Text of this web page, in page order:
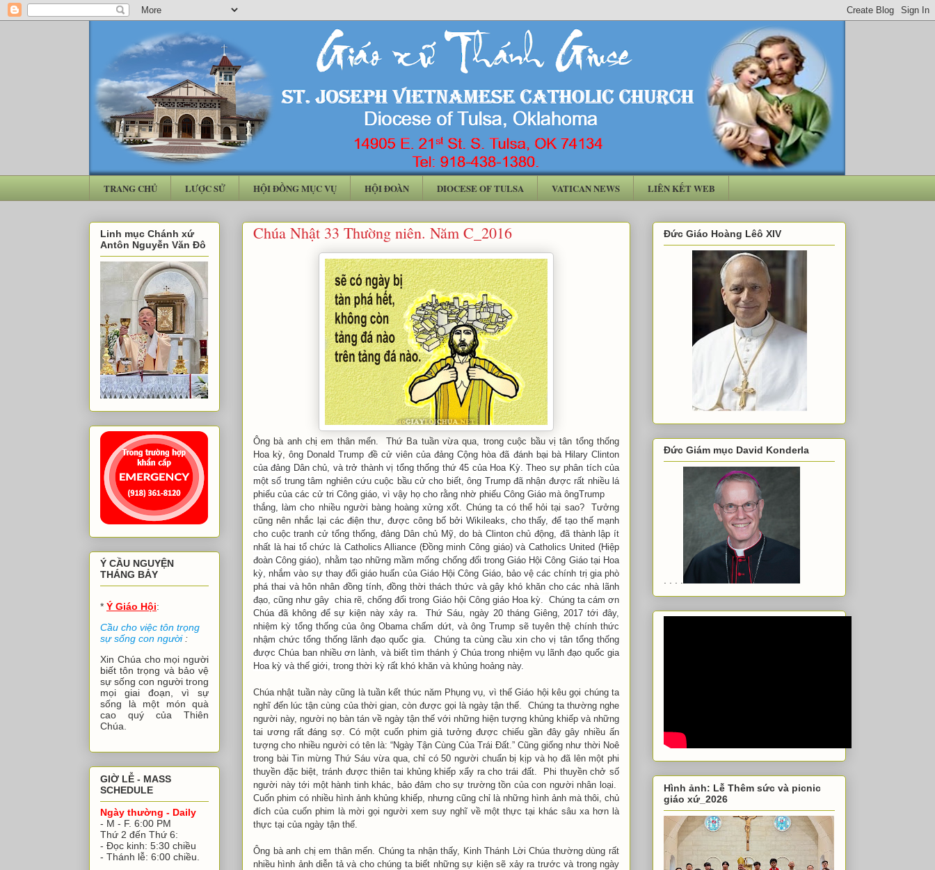
TRANG CHỦ LƯỢC SỬ HỘI ĐỒNG MỤC VỤ HỘI ĐOÀN DIOCESE OF TULSA VATICAN NEWS LIÊN KẾT WEB
Chúa Nhật 33 Thường niên. Năm C_2016
Ông bà anh chị em thân mến. Thứ Ba tuần vừa qua, trong cuộc bầu vị tân tổng thống
Hoa kỳ,ông Donald Trump đề cử viên của đảng Cộng hòa đã đánh bại bà Hilary Clinton
của đảng Dân chủ, và trở thành vị tổng thống thứ 45 của Hoa Kỳ. Theo sự phân tích của
một số trung tâm nghiên cứu cuộc bầu cử cho biết, ông Trump đã nhận được rất nhiều lá
phiếu của các cử tri Công giáo, vì vậy họ cho rằng nhờ phiếu Công Giáo mà ôngTrump
thắng,làm cho nhiều người bàng hoàng xửng xốt.
Chúng ta có thể hỏi tại sao? Tưởng
cũng nên nhắc lại các điện thư, được công bố bởi Wikileaks, cho thấy, để tạo thế mạnh
cho cuộc tranh cử tổng thống, đảng Dân chủ Mỹ, do bà Clinton chủ động, đã thành lập ít
nhất là hai tổ chức là Catholics Alliance (Đồng minh Công giáo) và Catholics United (Hiệp
đoàn Công giáo), nhằm tạo những mầm mống chống đối trong Giáo Hội Công Giáo tại Hoa
kỳ, nhắm vào sự thay đổi giáo huấn của Giáo Hội Công Giáo, bảo vệ các chính trị gia phò
phá thai và hôn nhân đồng tính, đồng thời thách thức và gây khó khăn cho các nhà lãnh
đạo, cũng như gây chia rẽ, chống đối trong Giáo hội Công giáo Hoa kỳ. Chúng ta cám ơn
Chúa đã không để sự kiện này xảy ra. Thứ Sáu, ngày 20 tháng Giêng, 2017 tới đây,
nhiệm kỳ tổng thống của ông Obama chấm dứt, và ông Trump sẽ tuyên thệ chính thức
nhậm chức tổng thống lãnh đạo quốc gia. Chúng ta cùng cầu xin cho vị tân tổng thống
được Chúa ban nhiều ơn lành, và biết tìm thánh ý Chúa trong nhiệm vụ lãnh đạo quốc gia
Hoa kỳ và thế giới, trong thời kỳ rất khó khăn và khủng hoảng này.
Chúa nhật tuần này cũng là tuần kết thúc năm Phụng vụ, vì thế Giáo hội kêu gọi chúng ta
nghĩ đến lúc tận cùng của thời gian, còn được gọi là ngày tận thế. Chúng ta thường nghe
người này, người nọ bàn tán về ngày tận thế với những hiện tượng khủng khiếp và những
tai ương rất đáng sợ. Có một cuốn phim giả tưởng được chiếu gần đây gây nhiều ấn
tượng cho nhiều người có tên là: “Ngày Tận Cùng Của Trái Ðất.” Cũng giống như thời Noê
trong bài Tin mừng Thứ Sáu vừa qua, chỉ có 50 người chuẩn bị kịp và họ đã lên một phi
thuyền đặc biệt, tránh được thiên tai khủng khiếp xẩy ra cho trái đất. Phi thuyền chở số
người này tới một hành tinh khác, bảo đảm cho sự trường tồn của con người nhân loại.
Cuốn phim có nhiều hình ảnh khủng khiếp, nhưng cũng chỉ là những hình ảnh mà thôi, chủ
đích của cuốn phim là mời gọi người xem suy nghĩ về một thực tại khác sâu xa hơn là
thực tại của ngày tận thế.
Ông bà anh chị em thân mến. Chúng ta nhận thấy, Kinh Thánh Lời Chúa thường dùng rất
nhiều hình ảnh diễn tả và cho chúng ta biết những sự kiện sẽ xảy ra trước và trong ngày
Linh mục Chánh xứ
Antôn Nguyễn Văn Đô
Ý CẦU NGUYỆN
THÁNG BẢY
* Ý Giáo Hội:
Cầu cho việc tôn trọng
sự sống con người:
Xin Chúa cho mọi người
biết tôn trọng và bảo vệ
sự sống con người trong
mọi giai đoạn, vì sự
sống là một món quà
cao quý của Thiên
Chúa.
GIỜ LỄ - MASS
SCHEDULE
Ngày thường - Daily
- M - F. 6:00 PM
Thứ 2 đến Thứ 6:
- Đọc kinh: 5:30 chiều
- Thánh lễ: 6:00 chiều.
Đức Giáo Hoàng Lêô XIV
Đức Giám mục David Konderla
. . . .
Hình ảnh: Lễ Thêm sức và picnic
giáo xứ_2026